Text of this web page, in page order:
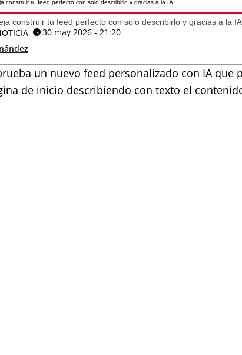
construir tu feed perfecto con solo describirlo y gracias a la IA
30 may 2026 - 21:20
un nuevo feed personalizado con IA que
de inicio describiendo con texto el